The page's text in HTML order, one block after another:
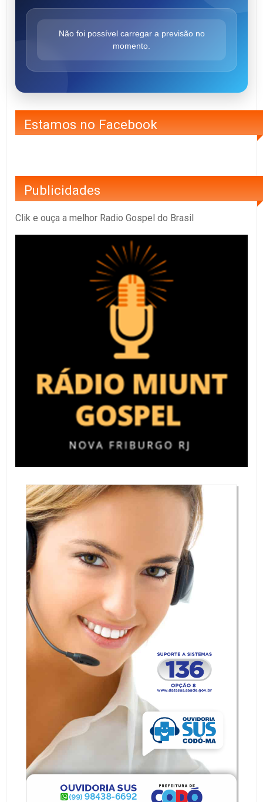
Não foi possível carregar a previsão no
momento.
Estamos no Facebook
Publicidades
Clik e ouça a melhor Radio Gospel do Brasil